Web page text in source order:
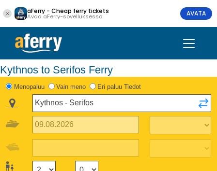
aFerry - Cheap ferry tickets
Avaa aFerry-sovelluksessa AVATA
Kythnos to Serifos Ferry
Menopaluu Vain meno Eri paluu Tiedot